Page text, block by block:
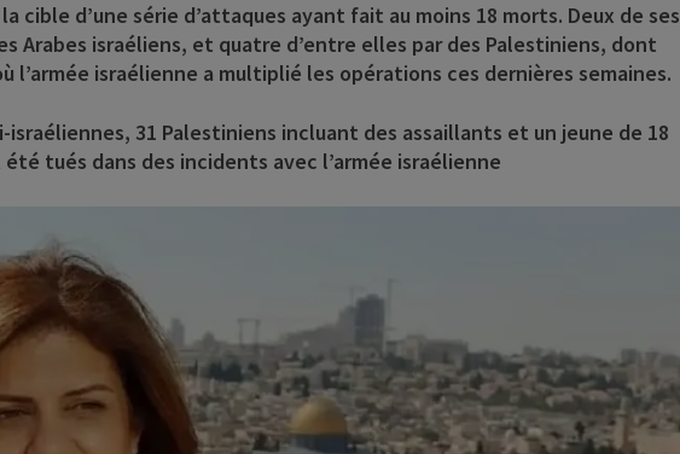
cible d’une série d’attaques ayant fait au moins 18 morts. Deux de ses
Arabes israéliens, et quatre d’entre elles par des Palestiniens, dont
l’armée israélienne a multiplié les opérations ces dernières semaines.
31 Palestiniens incluant des assaillants et un jeune de 18
tués dans des incidents avec l’armée israélienne